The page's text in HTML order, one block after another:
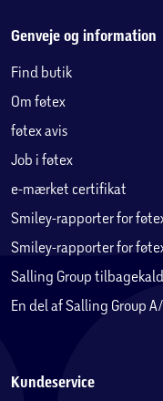
møblerne rejse sig,
overfladen. Vindridser
revner, der ikke
er naturlige og uden
Efter udpakning kan
sæbe.
• Såfremt møblerne
gradvist blive mørk,
påvirkning af
• Oliebehandling af
Såfremt
Genveje og information
Find butik
Om føtex
føtex avis
Job i føtex
e-mærket certifikat
Smiley-rapporter for
Smiley-rapporter for
Salling Group
En del af Salling Group
Kundeservice